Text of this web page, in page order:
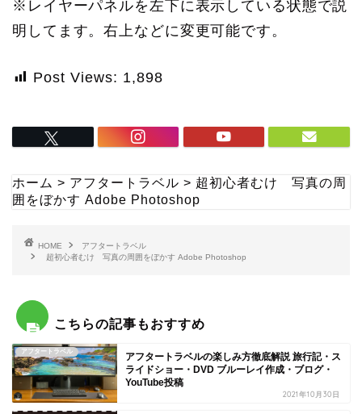
※レイヤーパネルを左下に表示している状態で説
明してます。右上などに変更可能です。
Post Views: 1,898
ホーム > アフタートラベル > 超初心者むけ 写真の周
囲をぼかす Adobe Photoshop
HOME
アフタートラベル
超初心者むけ 写真の周囲をぼかす Adobe Photoshop
こちらの記事もおすすめ
アフタートラベル
アフタートラベルの楽しみ方徹底解説 旅行記・ス
ライドショー・DVD ブルーレイ作成・ブログ・
YouTube投稿
2021年10月30日